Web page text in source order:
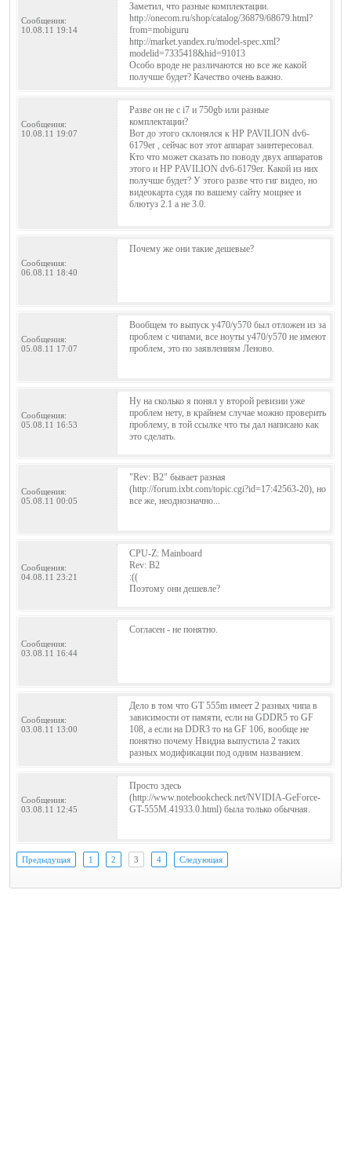
Сообщения:
10.08.11 19:14
Заметил, что разные комплектации.
http://onecom.ru/shop/catalog/36879/68679.html?
from=mobiguru
http://market.yandex.ru/model-spec.xml?
modelid=7335418&hid=91013
Особо вроде не различаются но все же какой
получше будет? Качество очень важно.
Сообщения:
10.08.11 19:07
Разве он не с i7 и 750gb или разные
комплектации?
Вот до этого склонялся к HP PAVILION dv6-
6179er , сейчас вот этот аппарат заинтересовал.
Кто что может сказать по поводу двух аппаратов
этого и HP PAVILION dv6-6179er. Какой из них
получше будет? У этого разве что гиг видео, но
видеокарта судя по вашему сайту мощнее и
блютуз 2.1 а не 3.0.
Сообщения:
06.08.11 18:40
Почему же они такие дешевые?
Сообщения:
05.08.11 17:07
Вообщем то выпуск у470/у570 был отложен из за
проблем с чипами, все ноуты у470/у570 не имеют
проблем, это по заявлениям Леново.
Сообщения:
05.08.11 16:53
Ну на сколько я понял у второй ревизии уже
проблем нету, в крайнем случае можно проверить
проблему, в той ссылке что ты дал написано как
это сделать.
Сообщения:
05.08.11 00:05
"Rev: B2" бывает разная
(http://forum.ixbt.com/topic.cgi?id=17:42563-20), но
все же, неоднозначно...
Сообщения:
04.08.11 23:21
CPU-Z: Mainboard
Rev: B2
:((
Поэтому они дешевле?
Сообщения:
03.08.11 16:44
Согласен - не понятно.
Сообщения:
03.08.11 13:00
Дело в том что GT 555m имеет 2 разных чипа в
зависимости от памяти, если на GDDR5 то GF
108, а если на DDR3 то на GF 106, вообще не
понятно почему Нвидиа выпустила 2 таких
разных модификации под одним названием.
Сообщения:
03.08.11 12:45
Просто здесь
(http://www.notebookcheck.net/NVIDIA-GeForce-
GT-555M.41933.0.html) была только обычная.
Предыдущая 1 2 3 4 Следующая